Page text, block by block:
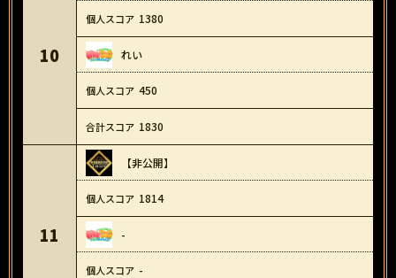
10
1380
れい
450
1830
11
【非公開】
1814
-
-